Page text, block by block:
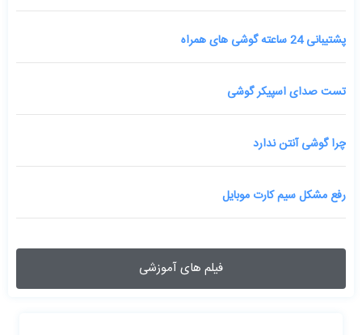
پشتیبانی 24 ساعته گوشی های همراه
تست صدای اسپیکر گوشی
چرا گوشی آنتن ندارد
رفع مشکل سیم کارت موبایل
فیلم های آموزشی